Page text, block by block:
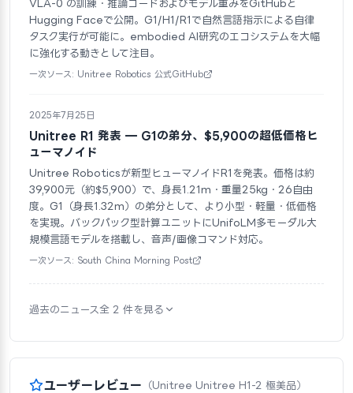
VLA-0 の訓練・推論コードおよびモデル重みをGitHubと
Hugging Faceで公開。G1/H1/R1で自然言語指示による自律
タスク実行が可能に。embodied AI研究のエコシステムを大幅
に強化する動きとして注目。
一次ソース: Unitree Robotics 公式GitHub
2025年7月25日
Unitree R1 発表 — G1の弟分、$5,900の超低価格ヒ
ューマノイド
Unitree Roboticsが新型ヒューマノイドR1を発表。価格は約
39,900元（約$5,900）で、身長1.21m・重量25kg・26自由
度。G1（身長1.32m）の弟分として、より小型・軽量・低価格
を実現。バックパック型計算ユニットにUnifoLM多モーダル大
規模言語モデルを搭載し、音声/画像コマンド対応。
一次ソース: South China Morning Post
過去のニュース全 2 件を見る
ユーザーレビュー （Unitree Unitree H1-2 極美品）